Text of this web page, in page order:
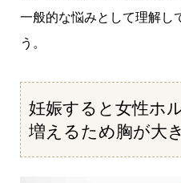
一般的な悩みとして理解し
う。
妊娠すると女性ホ
増えるため胸が大